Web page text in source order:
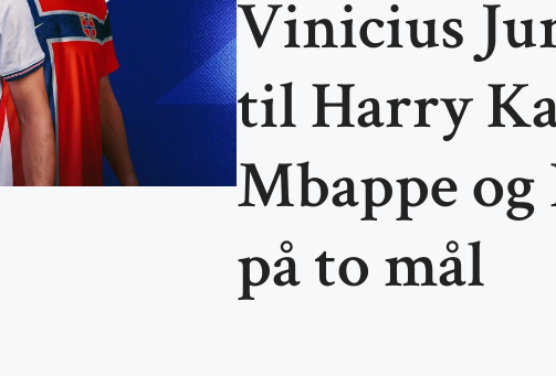
Vinicius
til Harry
Mbappe
på to mål